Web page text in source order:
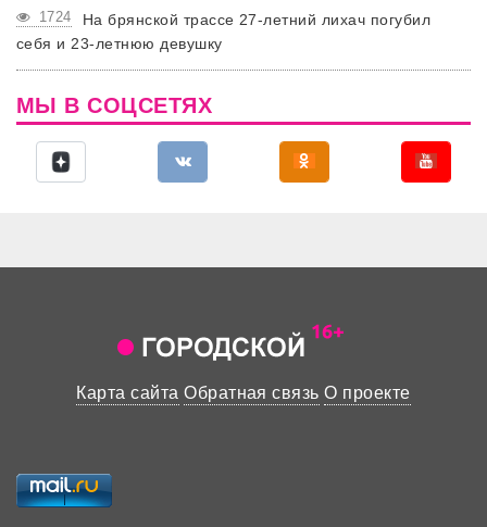
1724
На брянской трассе 27-летний лихач погубил
себя и 23-летнюю девушку
МЫ В СОЦСЕТЯХ
Карта сайта Обратная связь О проекте